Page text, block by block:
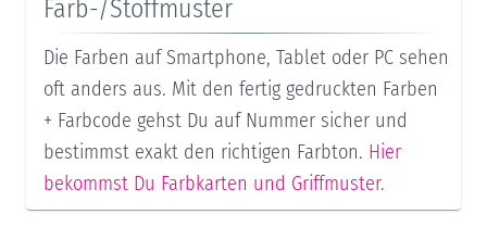
Farb-/Stoffmuster
Die Farben auf Smartphone, Tablet oder PC sehen
oft anders aus. Mit den fertig gedruckten Farben
+ Farbcode gehst Du auf Nummer sicher und
bestimmst exakt den richtigen Farbton. Hier
bekommst Du Farbkarten und Griffmuster.